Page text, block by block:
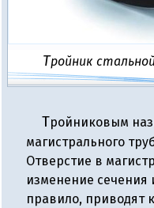
Тройник
Тройниковым называют соединение
магистрального
Отверстие в
изменение сечения
правило, приводят